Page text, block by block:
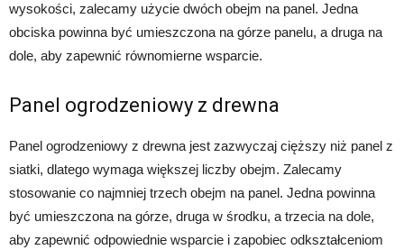
wysokości, zalecamy użycie dwóch obejm na panel. Jedna
obciska powinna być umieszczona na górze panelu, a druga na
dole, aby zapewnić równomierne wsparcie.
Panel ogrodzeniowy z drewna
Panel ogrodzeniowy z drewna jest zazwyczaj cięższy niż panel z
siatki, dlatego wymaga większej liczby obejm. Zalecamy
stosowanie co najmniej trzech obejm na panel. Jedna powinna
być umieszczona na górze, druga w środku, a trzecia na dole,
aby zapewnić odpowiednie wsparcie i zapobiec odkształceniom